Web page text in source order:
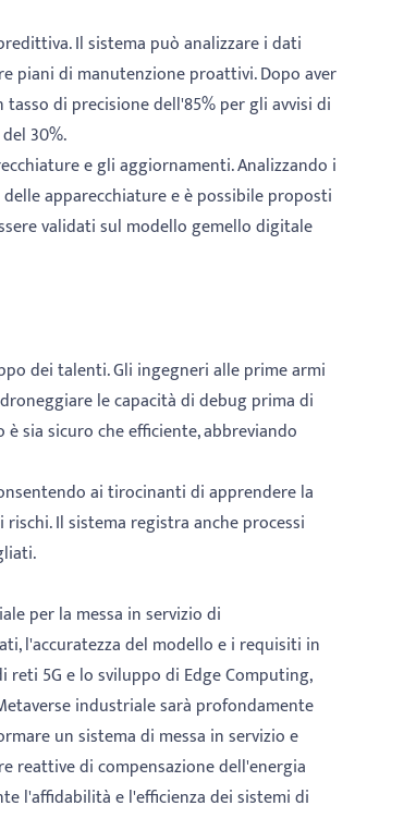
Il sistema può analizzare i dati
piani di manutenzione proattivi. Dopo aver
di precisione dell'85% per gli avvisi di
30%.
e gli aggiornamenti. Analizzando i
apparecchiature e è possibile proposti
validati sul modello gemello digitale
dei talenti. Gli ingegneri alle prime armi
le capacità di debug prima di
sia sicuro che efficiente, abbreviando
ai tirocinanti di apprendere la
Il sistema registra anche processi
per la messa in servizio di
l'accuratezza del modello e i requisiti in
5G e lo sviluppo di Edge Computing,
industriale sarà profondamente
un sistema di messa in servizio e
reattive di compensazione dell'energia
l'affidabilità e l'efficienza dei sistemi di